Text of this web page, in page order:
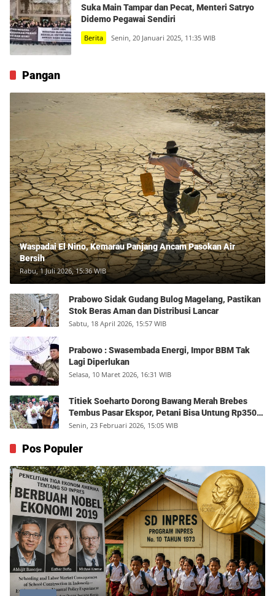
Suka Main Tampar dan Pecat, Menteri Satryo
Didemo Pegawai Sendiri
Berita Senin, 20 Januari 2025, 11:35 WIB
Pangan
Waspadai El Nino, Kemarau Panjang Ancam Pasokan Air
Bersih
Rabu, 1 Juli 2026, 15:36 WIB
Prabowo Sidak Gudang Bulog Magelang, Pastikan
Stok Beras Aman dan Distribusi Lancar
Sabtu, 18 April 2026, 15:57 WIB
Prabowo : Swasembada Energi, Impor BBM Tak
Lagi Diperlukan
Selasa, 10 Maret 2026, 16:31 WIB
Titiek Soeharto Dorong Bawang Merah Brebes
Tembus Pasar Ekspor, Petani Bisa Untung Rp350
Juta per Hektare
Senin, 23 Februari 2026, 15:05 WIB
Pos Populer